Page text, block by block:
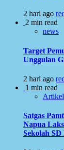
2 hari ago
2 min read
news
Target
Unggulan
2 hari ago
1 min read
Artikel
Satgas
Napua
Sekolah SD